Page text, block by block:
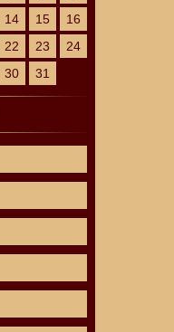
14 15
16
22 23
24
30 31